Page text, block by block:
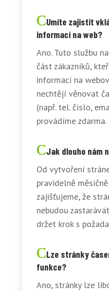
Umíte zajistit
informací na web?
Ano. Tuto službu
část zákazníků,
informací na
nechtějí věnovat
(např. tel. číslo,
provádíme zdarma.
Jak dlouho nám
Od vytvoření
pravidelně
zajišťujeme, že
nebudou
držet krok s
Lze stránky
funkce?
Ano, stránky lze